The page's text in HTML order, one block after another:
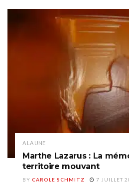
A LA UNE
Marthe Lazarus : La
territoire mouvant
BY CAROLE SCHMITZ 7 JUILLET